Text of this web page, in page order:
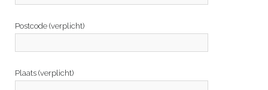
Postcode (verplicht)
Plaats (verplicht)